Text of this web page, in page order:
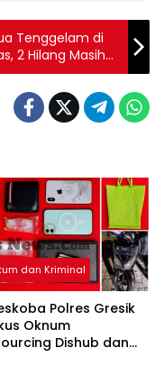
Tenggelam di
2 Hilang Masih
dan Kriminal
Polres Gresik
Oknum
Dishub dan